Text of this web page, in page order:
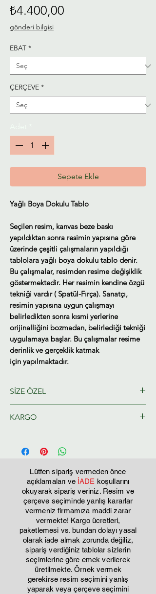
₺4.400,00
gönderi bilgisi
EBAT *
ÇERÇEVE *
Sepete Ekle
Yağlı Boya Dokulu Tablo
Seçilen resim, kanvas beze baskı
yapıldıktan sonra resimin yapısına göre
üzerinde çeşitli çalışmaların yapıldığı
tablolara yağlı boya dokulu tablo denir.
Bu çalışmalar, resimden resime değişiklik
göstermektedir. Her resimin kendine özgü
tekniği vardır ( Spatül-Fırça). Sanatçı,
resimin yapısına uygun çalışmayı
belirledikten sonra kısmi yerlerine
orijinalliğini bozmadan, belirlediği tekniği
uygulamaya başlar. Bu çalışmalar resime
derinlik ve gerçeklik katmak
için yapılmaktadır.
SİZE ÖZEL
olarak hazırlanacaktır.
KARGO
Tahmini Kargo teslim 2-3 iş günü
Lütfen sipariş vermeden önce
açıklamaları ve İADE koşullarını
okuyarak sipariş veriniz. Resim ve
çerçeve seçiminde yanlış kararlar
vermeniz firmamıza maddi zarar
vermekte! Kargo ücretleri,
paketlemesi vs. bundan dolayı yasal
olarak iade almak zorunda değiliz,
sipariş verdiğiniz tablolar sizlerin
seçimlerine göre emek verilerek
üretilmekte. Örnek vermek
gerekirse resim seçimini yanlış
yaparak veya çerçeve seçimini